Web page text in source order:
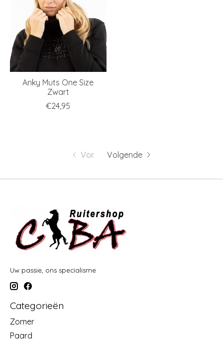
Anky Muts One Size
Zwart
€24,95
Vor. Volgende
Uw passie, ons specialisme
Categorieën
Zomer
Paard